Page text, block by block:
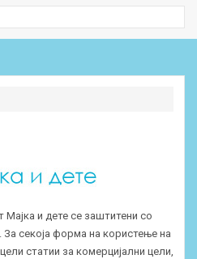
и дете се заштитени со
секоја форма на користење на
статии за комерцијални цели,